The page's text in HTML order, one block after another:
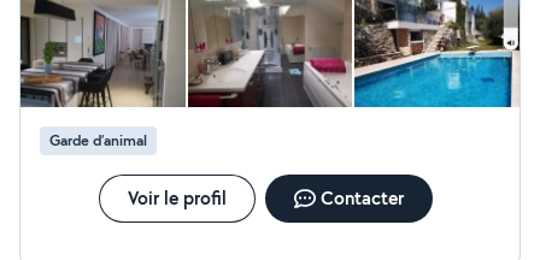
Garde d’animal
Voir le profil Contacter